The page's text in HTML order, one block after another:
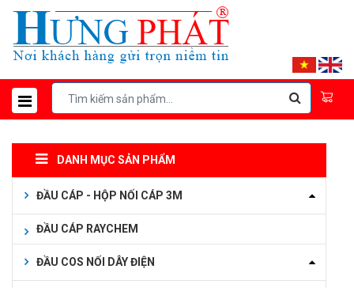
DANH MỤC SẢN PHẨM
ĐẦU CÁP - HỘP NỐI CÁP 3M
ĐẦU CÁP RAYCHEM
ĐẦU COS NỐI DÂY ĐIỆN